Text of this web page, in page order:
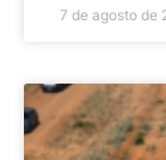
7 de agosto de